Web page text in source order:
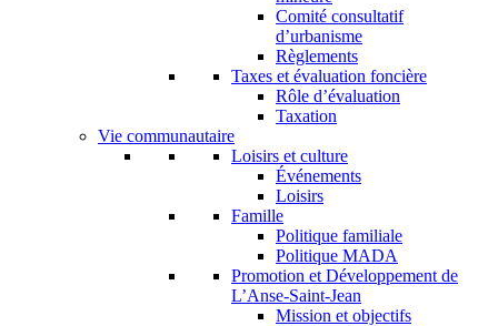
Comité consultatif
d’urbanisme
Règlements
Taxes et évaluation foncière
Rôle d’évaluation
Taxation
Vie communautaire
Loisirs et culture
Événements
Loisirs
Famille
Politique familiale
Politique MADA
Promotion et Développement de
L’Anse-Saint-Jean
Mission et objectifs